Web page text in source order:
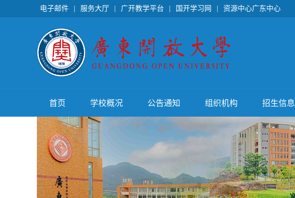
电子邮件 服务大厅 广开教学平台 国开学习网 资源中心广东中心
首页 学校概况 公告通知 组织机构 招生信息